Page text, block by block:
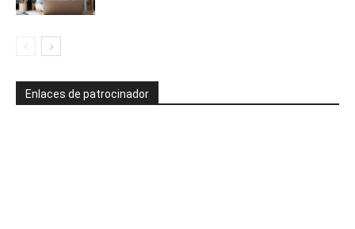
Enlaces de patrocinador